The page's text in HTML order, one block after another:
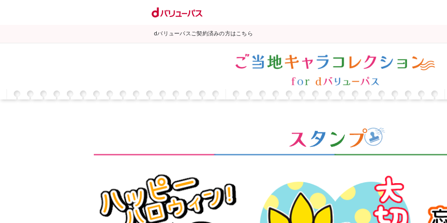
dバリューパスご契約済みの方はこちら